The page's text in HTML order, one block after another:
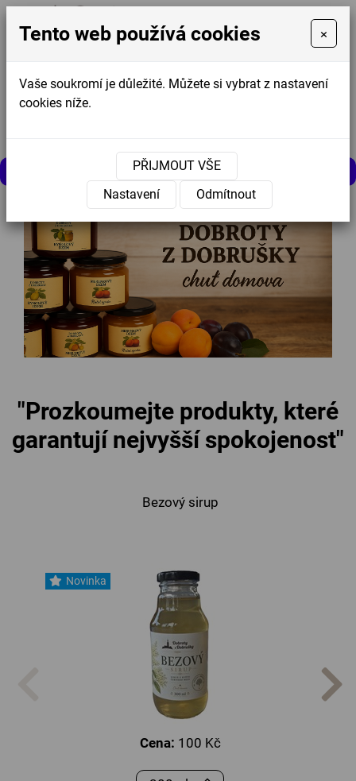
MENU
"Prozkoumejte produkty, které
garantují nejvyšší spokojenost"
Bezový sirup
Novinka
Cena: 100 Kč
Tento web používá cookies ×
Vaše soukromí je důležité. Můžete si vybrat z nastavení
cookies níže.
PŘIJMOUT VŠE
Nastavení
Odmítnout